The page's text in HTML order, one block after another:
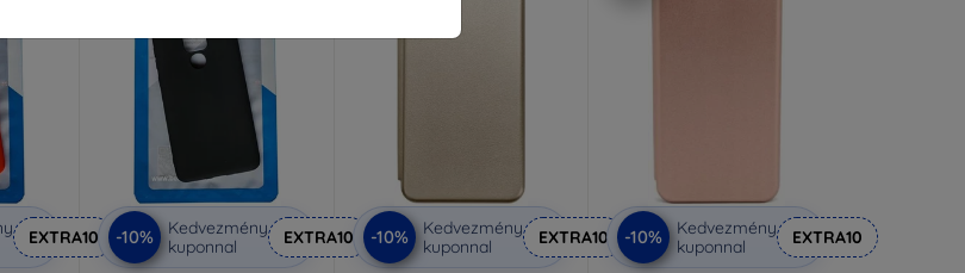
EXTRA10 -10%
Kedvezmény
kuponnal
EXTRA10 -10%
Kedvezmény
kuponnal
EXTRA10 -10%
Kedvezmény
kuponnal
EXTRA10